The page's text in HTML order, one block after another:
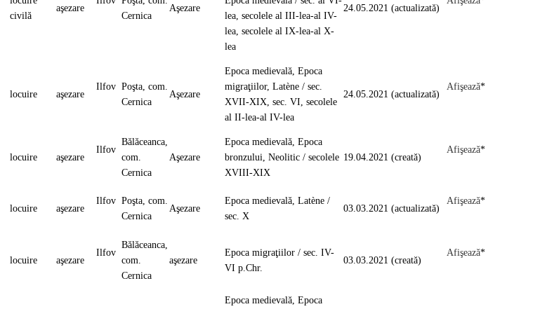
civilă
aşezare
Cernica
Aşezare
lea, secolele al III-lea-al IV-
lea, secolele al IX-lea-al X-
lea
24.05.2021 (actualizată)
locuire aşezare
Ilfov Poşta, com.
Cernica
Aşezare
Epoca medievală, Epoca
migraţiilor, Latène / sec.
XVII-XIX, sec. VI, secolele
al II-lea-al IV-lea
24.05.2021 (actualizată)
Afişează*
locuire aşezare
Ilfov
Bălăceanca,
com.
Cernica
Aşezare
Epoca medievală, Epoca
bronzului, Neolitic / secolele
XVIII-XIX
19.04.2021 (creată)
Afişează*
locuire aşezare
Ilfov Poşta, com.
Cernica
Aşezare
Epoca medievală, Latène /
sec. X
03.03.2021 (actualizată)
Afişează*
locuire aşezare
Ilfov
Bălăceanca,
com.
Cernica
aşezare
Epoca migraţiilor / sec. IV-
VI p.Chr.
03.03.2021 (creată)
Afişează*
Epoca medievală, Epoca